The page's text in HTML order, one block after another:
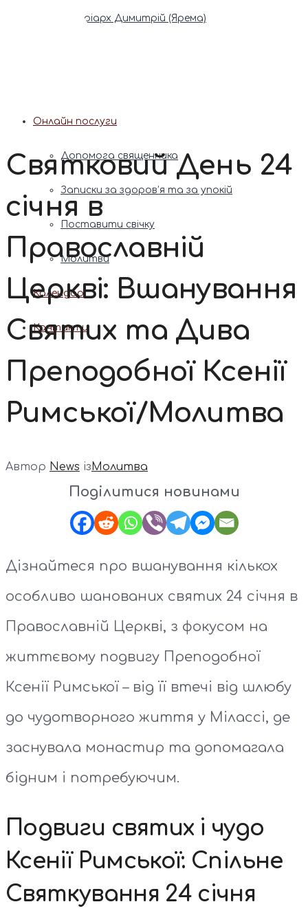
Патріарх Димитрій (Ярема)
Онлайн послуги
Допомога священника
Записки за здоров’я та за упокій
Поставити свічку
Молитви
Календар
Контакти
Святковий День 24
січня в
Православній
Церкві: Вшанування
Святих та Дива
Преподобної Ксенії
Римської/Молитва
Автор News ізМолитва
Поділитися новинами
Дізнайтеся про вшанування кількох
особливо шанованих святих 24 січня в
Православній Церкві, з фокусом на
життєвому подвигу Преподобної
Ксенії Римської – від її втечі від шлюбу
до чудотворного життя у Мілассі, де
заснувала монастир та допомагала
бідним і потребуючим.
Подвиги святих і чудо
Ксенії Римської: Спільне
Святкування 24 січня